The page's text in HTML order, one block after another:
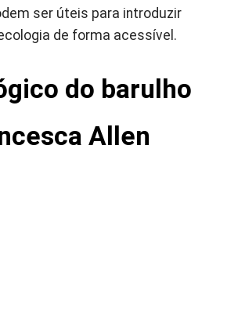
ser úteis para introduzir
de forma acessível.
do barulho
Allen